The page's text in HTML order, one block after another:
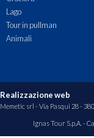
Lago
Tour in pullman
Animali
Realizzazione web
Memetic srl - Via Pasqui 28 -
Ignas Tour S.p.A. -